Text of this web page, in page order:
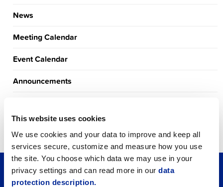
This website uses cookies
We use cookies and your data to improve and keep all
services secure, customize and measure how you use
the site. You choose which data we may use in your
privacy settings and can read more in our data
protection description.
News
Meeting Calendar
Event Calendar
Announcements
Tourism